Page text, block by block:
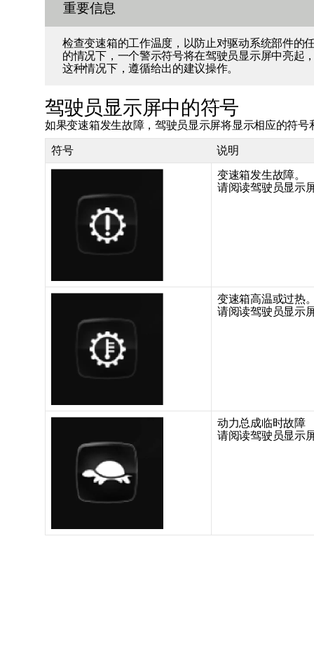
重要信息
检查变速箱的工作温度，以防止对驱动系统部件的
的情况下，一个警示符号将在驾驶员显示屏中亮起
这种情况下，遵循给出的建议操作。
驾驶员显示屏中的符号
如果变速箱发生故障，驾驶员显示屏将显示相应的符号
符号 说明
变速箱发生故障。
请阅读驾驶员显示
变速箱高温或过热
请阅读驾驶员显示
动力总成临时故障
请阅读驾驶员显示